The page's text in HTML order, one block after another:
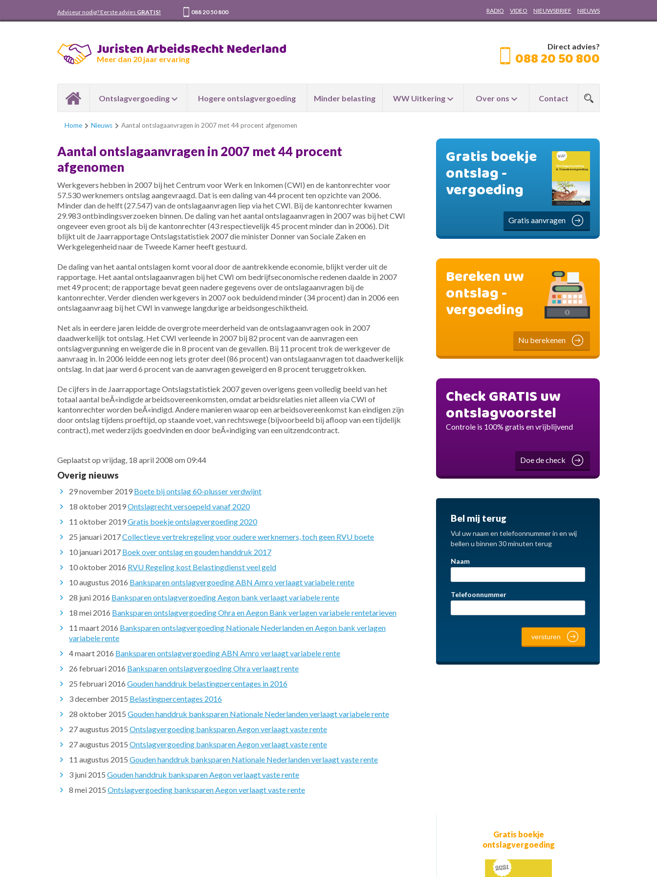
Adviseur nodig? Eerste advies GRATIS! 088 20 50 800 RADIO VIDEO NIEUWSBRIEF NIEUWS
Juristen ArbeidsRecht Nederland
Meer dan 20 jaar ervaring
Direct advies?
088 20 50 800
Ontslagvergoeding Hogere ontslagvergoeding Minder belasting WW Uitkering Over ons Contact
Home Nieuws Aantal ontslagaanvragen in 2007 met 44 procent afgenomen
Aantal ontslagaanvragen in 2007 met 44 procent
afgenomen
Werkgevers hebben in 2007 bij het Centrum voor Werk en Inkomen (CWI) en de kantonrechter voor
57.530 werknemers ontslag aangevraagd. Dat is een daling van 44 procent ten opzichte van 2006.
Minder dan de helft (27.547) van de ontslagaanvragen liep via het CWI. Bij de kantonrechter kwamen
29.983 ontbindingsverzoeken binnen. De daling van het aantal ontslagaanvragen in 2007 was bij het CWI
ongeveer even groot als bij de kantonrechter (43 respectievelijk 45 procent minder dan in 2006). Dit
blijkt uit de Jaarrapportage Ontslagstatistiek 2007 die minister Donner van Sociale Zaken en
Werkgelegenheid naar de Tweede Kamer heeft gestuurd.
De daling van het aantal ontslagen komt vooral door de aantrekkende economie, blijkt verder uit de
rapportage. Het aantal ontslagaanvragen bij het CWI om bedrijfseconomische redenen daalde in 2007
met 49 procent; de rapportage bevat geen nadere gegevens over de ontslagaanvragen bij de
kantonrechter. Verder dienden werkgevers in 2007 ook beduidend minder (34 procent) dan in 2006 een
ontslagaanvraag bij het CWI in vanwege langdurige arbeidsongeschiktheid.
Net als in eerdere jaren leidde de overgrote meerderheid van de ontslagaanvragen ook in 2007
daadwerkelijk tot ontslag. Het CWI verleende in 2007 bij 82 procent van de aanvragen een
ontslagvergunning en weigerde die in 8 procent van de gevallen. Bij 11 procent trok de werkgever de
aanvraag in. In 2006 leidde een nog iets groter deel (86 procent) van ontslagaanvragen tot daadwerkelijk
ontslag. In dat jaar werd 6 procent van de aanvragen geweigerd en 8 procent teruggetrokken.
De cijfers in de Jaarrapportage Ontslagstatistiek 2007 geven overigens geen volledig beeld van het
totaal aantal beÃ«indigde arbeidsovereenkomsten, omdat arbeidsrelaties niet alleen via CWI of
kantonrechter worden beÃ«indigd. Andere manieren waarop een arbeidsovereenkomst kan eindigen zijn
door ontslag tijdens proeftijd, op staande voet, van rechtswege (bijvoorbeeld bij afloop van een tijdelijk
contract), met wederzijds goedvinden en door beÃ«indiging van een uitzendcontract.
Geplaatst op vrijdag, 18 april 2008 om 09:44
Overig nieuws
29 november 2019 Boete bij ontslag 60-plusser verdwijnt
18 oktober 2019Ontslagrecht versoepeld vanaf 2020
11 oktober 2019Gratis boekje ontslagvergoeding 2020
25 januari 2017Collectieve vertrekregeling voor oudere werknemers, toch geen RVU boete
10 januari 2017 Boek over ontslag en gouden handdruk 2017
10 oktober 2016 RVU Regeling kost Belastingdienst veel geld
10 augustus 2016 Banksparen ontslagvergoeding ABN Amro verlaagt variabele rente
28 juni 2016 Banksparen ontslagvergoeding Aegon bank verlaagt variabele rente
18 mei 2016 Banksparen ontslagvergoeding Ohra en Aegon Bank verlagen variabele rentetarieven
11 maart 2016 Banksparen ontslagvergoeding Nationale Nederlanden en Aegon bank verlagen
variabele rente
4 maart 2016 Banksparen ontslagvergoeding ABN Amro verlaagt variabele rente
26 februari 2016 Banksparen ontslagvergoeding Ohra verlaagt rente
25 februari 2016 Gouden handdruk belastingpercentages in 2016
3 december 2015 Belastingpercentages 2016
28 oktober 2015 Gouden handdruk banksparen Nationale Nederlanden verlaagt variabele rente
27 augustus 2015 Ontslagvergoeding banksparen Aegon verlaagt vaste rente
27 augustus 2015 Ontslagvergoeding banksparen Aegon verlaagt vaste rente
11 augustus 2015 Gouden handdruk banksparen Nationale Nederlanden verlaagt vaste rente
3 juni 2015 Gouden handdruk banksparen Aegon verlaagt vaste rente
8 mei 2015 Ontslagvergoeding banksparen Aegon verlaagt vaste rente
Gratis boekje
ontslag -
vergoeding
Gratis aanvragen
Bereken uw
ontslag -
vergoeding
Nu berekenen
Check GRATIS uw
ontslagvoorstel
Controle is 100% gratis en vrijblijvend
Doe de check
Bel mij terug
Vul uw naam en telefoonnummer in en wij
bellen u binnen 30 minuten terug
Naam
Telefoonnummer
Gratis boekje
ontslagvergoeding